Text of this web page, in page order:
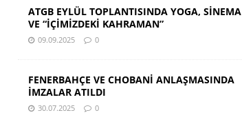
ATGB EYLÜL TOPLANTISINDA YOGA, SİNEMA
VE “İÇİMİZDEKİ KAHRAMAN”
09.09.2025 0
FENERBAHÇE VE CHOBANİ ANLAŞMASINDA
İMZALAR ATILDI
30.07.2025 0